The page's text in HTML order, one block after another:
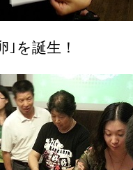
｣を誕生！